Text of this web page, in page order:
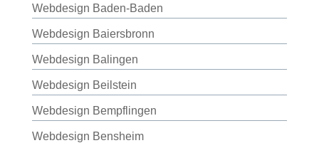
Webdesign Baden-Baden
Webdesign Baiersbronn
Webdesign Balingen
Webdesign Beilstein
Webdesign Bempflingen
Webdesign Bensheim